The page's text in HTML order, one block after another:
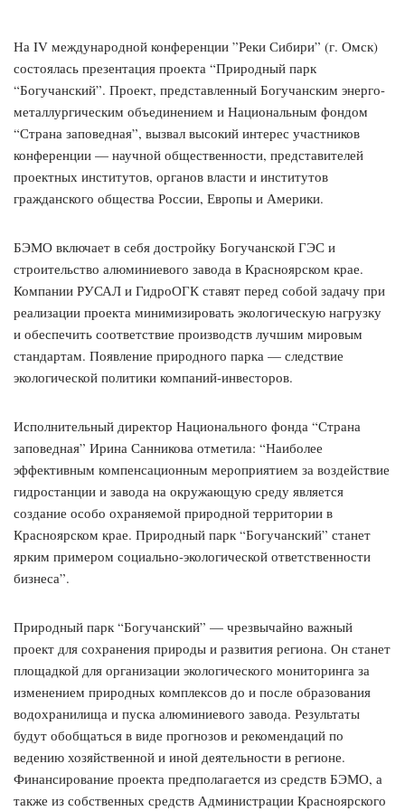
На IV международной конференции ”Реки Сибири” (г. Омск)
состоялась презентация проекта “Природный парк
“Богучанский”. Проект, представленный Богучанским энерго-
металлургическим объединением и Национальным фондом
“Страна заповедная”, вызвал высокий интерес участников
конференции — научной общественности, представителей
проектных институтов, органов власти и институтов
гражданского общества России, Европы и Америки.
БЭМО включает в себя достройку Богучанской ГЭС и
строительство алюминиевого завода в Красноярском крае.
Компании РУСАЛ и ГидроОГК ставят перед собой задачу при
реализации проекта минимизировать экологическую нагрузку
и обеспечить соответствие производств лучшим мировым
стандартам. Появление природного парка — следствие
экологической политики компаний-инвесторов.
Исполнительный директор Национального фонда “Страна
заповедная” Ирина Санникова отметила: “Наиболее
эффективным компенсационным мероприятием за воздействие
гидростанции и завода на окружающую среду является
создание особо охраняемой природной территории в
Красноярском крае. Природный парк “Богучанский” станет
ярким примером социально-экологической ответственности
бизнеса”.
Природный парк “Богучанский” — чрезвычайно важный
проект для сохранения природы и развития региона. Он станет
площадкой для организации экологического мониторинга за
изменением природных комплексов до и после образования
водохранилища и пуска алюминиевого завода. Результаты
будут обобщаться в виде прогнозов и рекомендаций по
ведению хозяйственной и иной деятельности в регионе.
Финансирование проекта предполагается из средств БЭМО, а
также из собственных средств Администрации Красноярского